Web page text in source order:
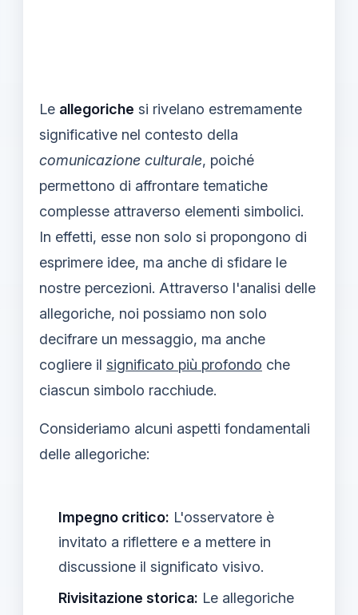
Le allegoriche si rivelano estremamente
significative nel contesto della
comunicazione culturale, poiché
permettono di affrontare tematiche
complesse attraverso elementi simbolici.
In effetti, esse non solo si propongono di
esprimere idee, ma anche di sfidare le
nostre percezioni. Attraverso l'analisi delle
allegoriche, noi possiamo non solo
decifrare un messaggio, ma anche
cogliere il significato più profondo che
ciascun simbolo racchiude.
Consideriamo alcuni aspetti fondamentali
delle allegoriche:
Impegno critico: L'osservatore è
invitato a riflettere e a mettere in
discussione il significato visivo.
Rivisitazione storica: Le allegoriche